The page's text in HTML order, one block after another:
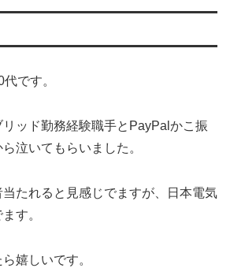
です。
リッド勤務経験職手とPayPalかこ振
泣いてもらいました。
たれると見感じでますが、日本電気
す。
嬉しいです。